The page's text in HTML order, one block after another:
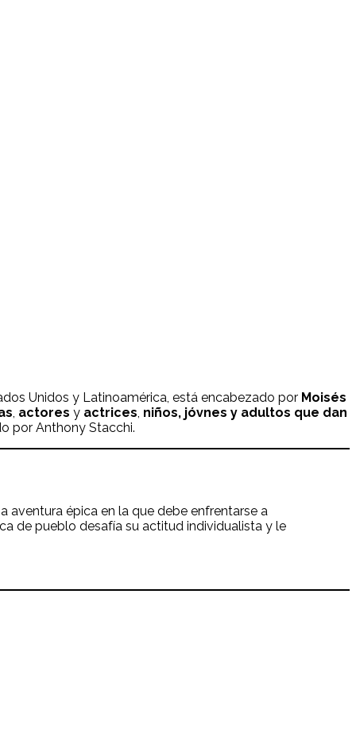
Unidos y Latinoamérica, está encabezado por Moisés
actores y actrices niños, jóvnes y adultos que dan
por Anthony Stacchi.
épica en la que debe enfrentarse a
de pueblo desafía su actitud individualista y le